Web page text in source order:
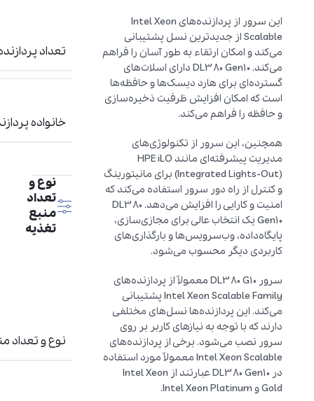
این سرور از پردازنده‌های Intel Xeon
Scalable از جدیدترین نسل پشتیبانی
می‌کند و امکان ارتقاء به طور آسان را فراهم
می‌کند. DL380 Gen10 دارای اسلات‌های
گسترده‌ای برای هارد دیسک‌ها و حافظه‌ها
است که امکان افزایش ظرفیت ذخیره‌سازی
و حافظه را فراهم می‌کند.
همچنین، این سرور از تکنولوژی‌های
مدیریت پیشرفته‌ای مانند HPE iLO
(Integrated Lights-Out) برای مانیتورینگ
و کنترل از راه دور سرور استفاده می‌کند که
امنیت و کارایی را افزایش می‌دهد. DL380
Gen10 یک انتخاب عالی برای مجازی‌سازی،
پایگاه‌داده، وب‌سرویس‌ها و بارگذاری‌های
کاربردی دیگر محسوب می‌شود.
سرور DL380 G10 معمولاً از پردازنده‌های
Intel Xeon Scalable Family پشتیبانی
می‌کند. این پردازنده‌ها نسل‌های مختلفی
دارند که با توجه به نیازهای کاربر بر روی
سرور نصب می‌شود. برخی از پردازنده‌های
Intel Xeon Scalable معمولاً مورد استفاده
در DL380 Gen10 عبارتند از Intel Xeon
Gold و Intel Xeon Platinum.
تعداد
خانواده
نوع و
تعداد
منبع
تغذیه
نوع و تعداد